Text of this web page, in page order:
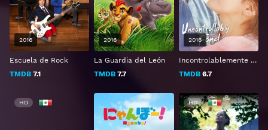
Escuela de Rock
TMDB 7.1
2016
La Guardia del León
TMDB 7.7
2016
Incontrolablemente Enamorados
TMDB6.7
2016
HD HD